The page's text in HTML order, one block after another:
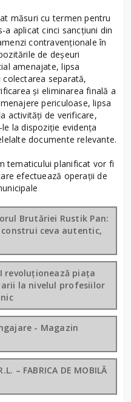
măsuri cu termen pentru
aplicat cinci sancțiuni din
contravenționale în
de deșeuri
amenajate, lipsa
separată,
şi eliminarea finală a
periculoase, lipsa
activităţi de verificare,
la dispoziţie evidenţa
documente relevante.
tematicului planificat vor fi
efectuează operații de
Brutăriei Rustik Pan:
ceva autentic,
revoluționează piața
la nivelul profesiilor
- Magazin
– FABRICA DE MOBILĂ